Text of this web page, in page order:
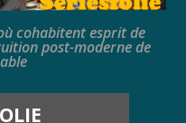
cohabitent esprit de
post-moderne de